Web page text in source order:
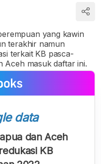
yang kawin
terakhir namun
terkait KB pasca-
Aceh masuk daftar ini.
data
dan Aceh
KB